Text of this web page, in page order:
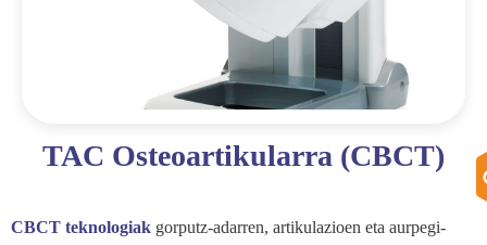
TAC Osteoartikularra (CBCT)
CBCT teknologiak gorputz-adarren, artikulazioen eta aurpegi-